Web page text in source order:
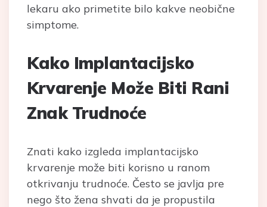
lekaru ako primetite bilo kakve neobične
simptome.
Kako Implantacijsko
Krvarenje Može Biti Rani
Znak Trudnoće
Znati kako izgleda implantacijsko
krvarenje može biti korisno u ranom
otkrivanju trudnoće. Često se javlja pre
nego što žena shvati da je propustila